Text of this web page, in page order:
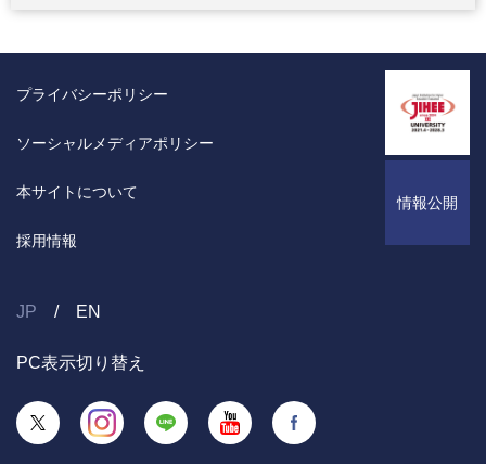
情報公開
プライバシーポリシー
ソーシャルメディアポリシー
本サイトについて
採用情報
JP EN
PC表示切り替え